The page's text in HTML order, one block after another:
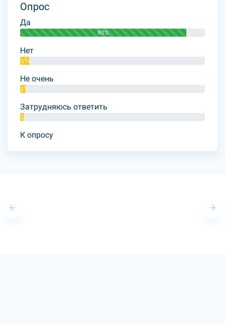
Опрос
Да
90%
Нет
5%
Не очень
3%
Затрудняюсь ответить
2%
К опросу